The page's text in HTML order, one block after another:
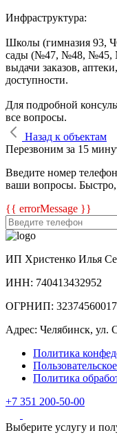
Инфраструктура:
Школы (гимназия 93,
сады (№47, №48, №45,
выдачи заказов,
доступности.
Для подробной
все вопросы.
Назад к объектам
Перезвоним за 15
Введите номер
ваши вопросы. Быстро,
{{ errorMessage }}
ИП Христенко Илья
ИНН: 740413432952
ОГРНИП:
Адрес: Челябинск, ул.
Политика
Политика
+7 351 200-50-00
Выберите услугу и